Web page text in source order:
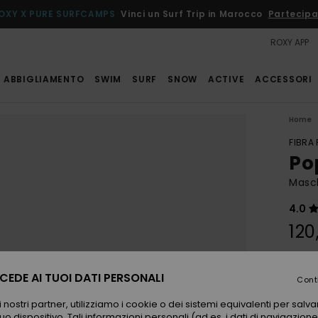
X PURE SURFCAMPS Vinci un Surf Trip in Marocco
ROXY APP
ABBIGLIAMENTO SWIM SURF SNOW ACTIVE ACCESSORI
Home
FIBRA
4.0
Colori
AI TUOI DATI PERSONALI
partner, utilizziamo i cookie o dei sistemi equivalenti per